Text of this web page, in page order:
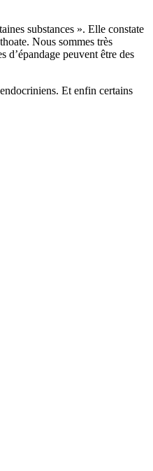
substances ». Elle constate
Nous sommes très
d’épandage peuvent être des
Et enfin certains